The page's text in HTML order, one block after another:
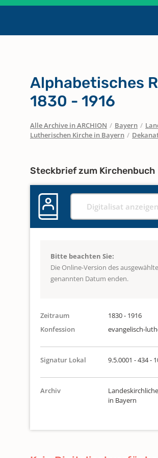
Alphabetisches
1830 - 1916
Alle Archive in ARCHION / Bayern /
Lutherischen Kirche in Bayern /
Steckbrief zum Kirchenbuch
Digitalisat
Bitte beachten Sie:
Die Online-Version des
genannten Datum enden.
Zeitraum
1830 - 1916
Konfession
evangelisch-
Signatur Lokal 9.5.0001 - 434 -
Archiv
in Bayern